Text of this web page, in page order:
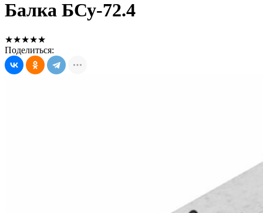
Балка БСу-72.4
★★★★★
Поделиться: